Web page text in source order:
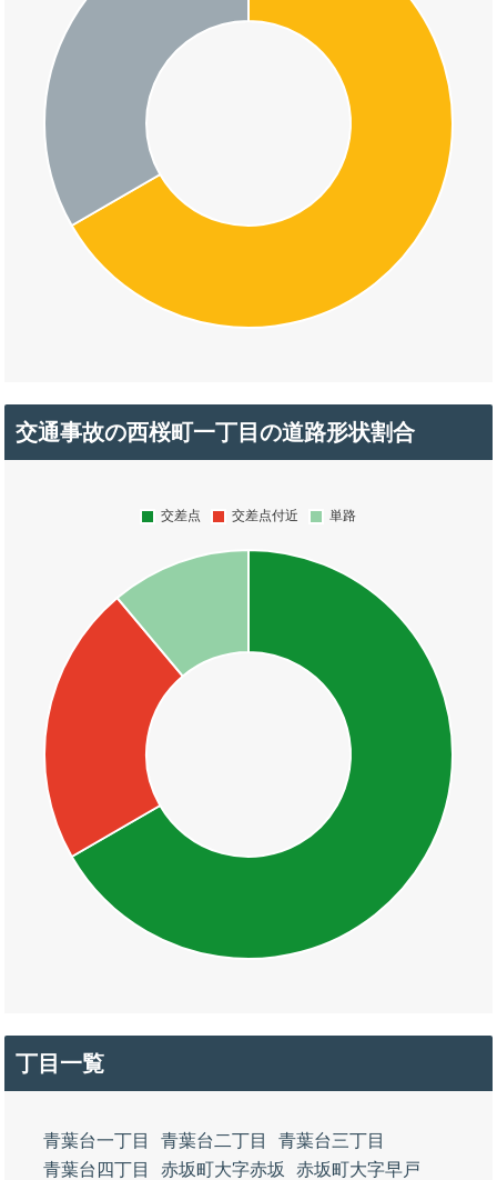
交通事故の西桜町一丁目の道路形状割合
丁目一覧
青葉台一丁目 青葉台二丁目
青葉台三丁目
青葉台四丁目
赤坂町大字赤坂
赤坂町大字早戸